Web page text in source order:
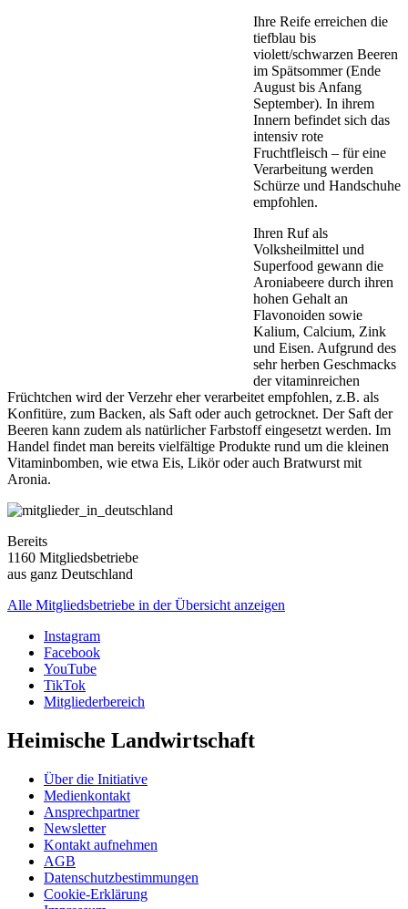
Ihre Reife erreichen die
tiefblau bis
violett/schwarzen Beeren
im Spätsommer (Ende
August bis Anfang
September). In ihrem
Innern befindet sich das
intensiv rote
Fruchtfleisch – für eine
Verarbeitung werden
Schürze und Handschuhe
empfohlen.
Ihren Ruf als
Volksheilmittel und
Superfood gewann die
Aroniabeere durch ihren
hohen Gehalt an
Flavonoiden sowie
Kalium, Calcium, Zink
und Eisen. Aufgrund des
sehr herben Geschmacks
der vitaminreichen
Früchtchen wird der Verzehr eher verarbeitet empfohlen, z.B. als
Konfitüre, zum Backen, als Saft oder auch getrocknet. Der Saft der
Beeren kann zudem als natürlicher Farbstoff eingesetzt werden. Im
Handel findet man bereits vielfältige Produkte rund um die kleinen
Vitaminbomben, wie etwa Eis, Likör oder auch Bratwurst mit
Aronia.
Bereits
1160 Mitgliedsbetriebe
aus ganz Deutschland
Alle Mitgliedsbetriebe in der Übersicht anzeigen
Instagram
Facebook
YouTube
TikTok
Mitgliederbereich
Heimische Landwirtschaft
Über die Initiative
Medienkontakt
Ansprechpartner
Newsletter
Kontakt aufnehmen
AGB
Datenschutzbestimmungen
Cookie-Erklärung